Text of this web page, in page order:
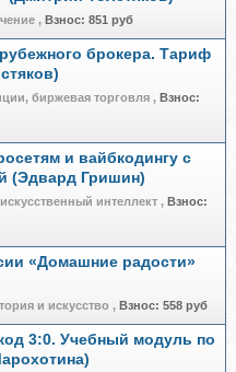
, Взнос: 851 руб
брокера. Тариф
биржевая торговля , Взнос:
и вайбкодингу с
(Эдвард Гришин)
интеллект , Взнос:
«Домашние радости»
и искусство , Взнос: 558 руб
3:0. Учебный модуль по